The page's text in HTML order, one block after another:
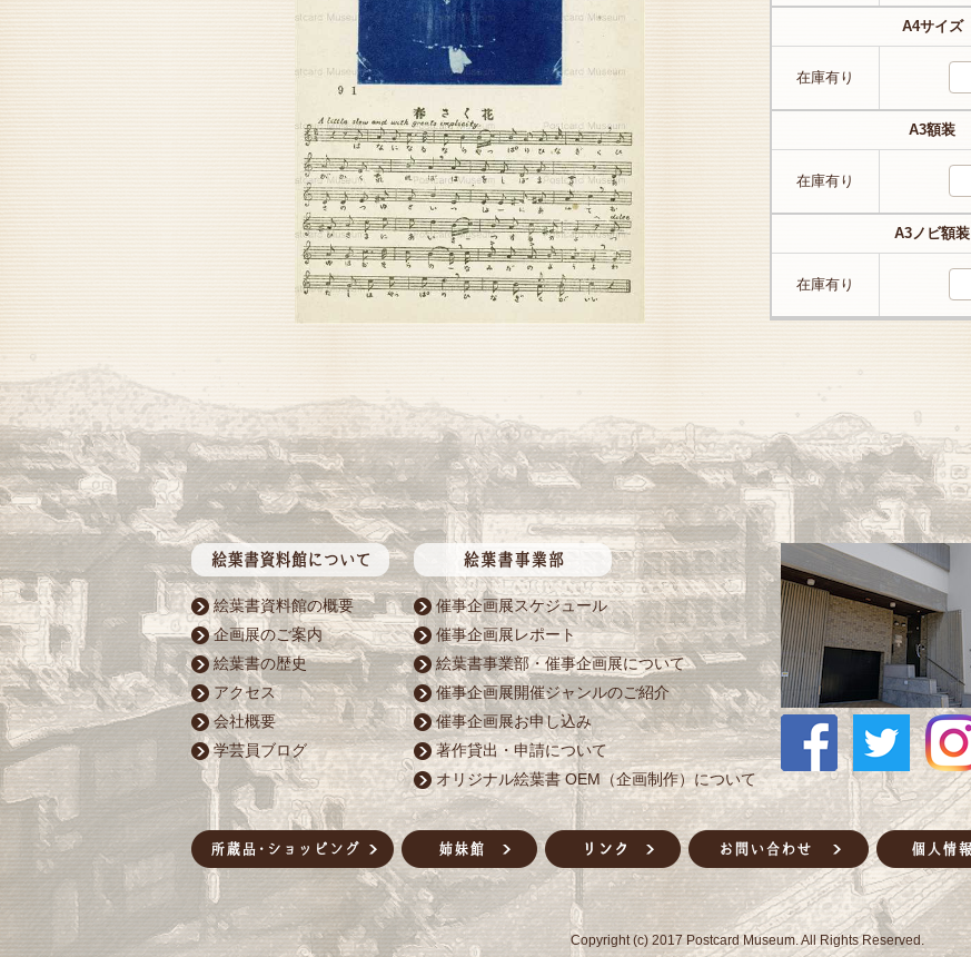
A4サイズ
在庫有り
A3額装
在庫有り
A3ノビ額装
在庫有り
絵葉書資料館の概要
企画展のご案内
絵葉書の歴史
アクセス
会社概要
学芸員ブログ
催事企画展スケジュール
催事企画展レポート
絵葉書事業部・催事企画展について
催事企画展開催ジャンルのご紹介
催事企画展お申し込み
著作貸出・申請について
オリジナル絵葉書 OEM（企画制作）について
Copyright (c) 2017 Postcard Museum. All Rights Reserved.